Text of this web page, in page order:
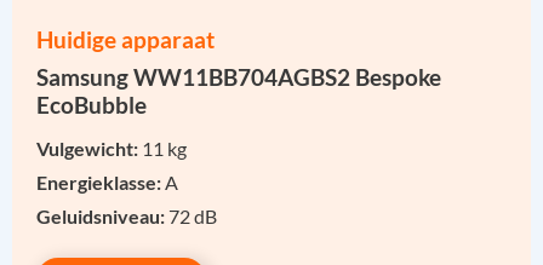
Huidige apparaat
Samsung WW11BB704AGBS2 Bespoke
EcoBubble
Vulgewicht: 11 kg
Energieklasse:A
Geluidsniveau: 72 dB